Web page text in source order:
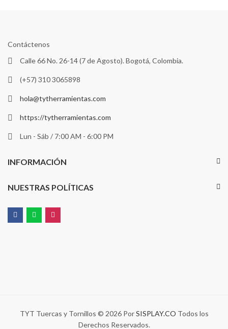
Contáctenos
Calle 66 No. 26-14 (7 de Agosto). Bogotá, Colombia.
(+57) 310 3065898
hola@tytherramientas.com
https://tytherramientas.com
Lun - Sáb / 7:00 AM - 6:00 PM
INFORMACIÓN
NUESTRAS POLÍTICAS
TYT Tuercas y Tornillos © 2026 PorSISPLAY.CO Todos los
Derechos Reservados.